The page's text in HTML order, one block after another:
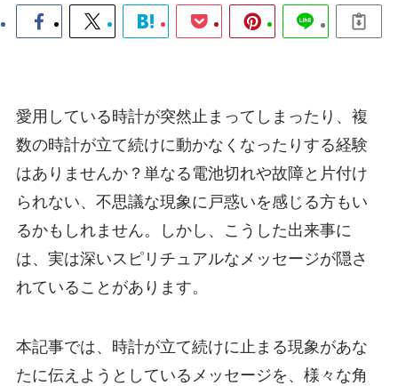
愛用している時計が突然止まってしまったり、複
数の時計が立て続けに動かなくなったりする経験
はありませんか？単なる電池切れや故障と片付け
られない、不思議な現象に戸惑いを感じる方もい
るかもしれません。しかし、こうした出来事に
は、実は深いスピリチュアルなメッセージが隠さ
れていることがあります。
本記事では、時計が立て続けに止まる現象があな
たに伝えようとしているメッセージを、様々な角